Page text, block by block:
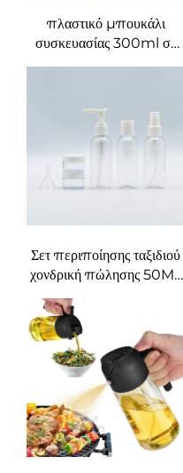
πλαστικό μπουκάλι
συσκευασίας 300ml σε
σχήμα μήλου, από
ποτά, δημιουργικό σχέδιο
που αρέσει στα παιδιά
Σετ περιποίησης ταξιδιού
χονδρική πώλησης 50ML
πλαστικές φιάλες
κατασκευαστών
συσκευασίας για βασικά
είδη περιποίησης ταξιδιού